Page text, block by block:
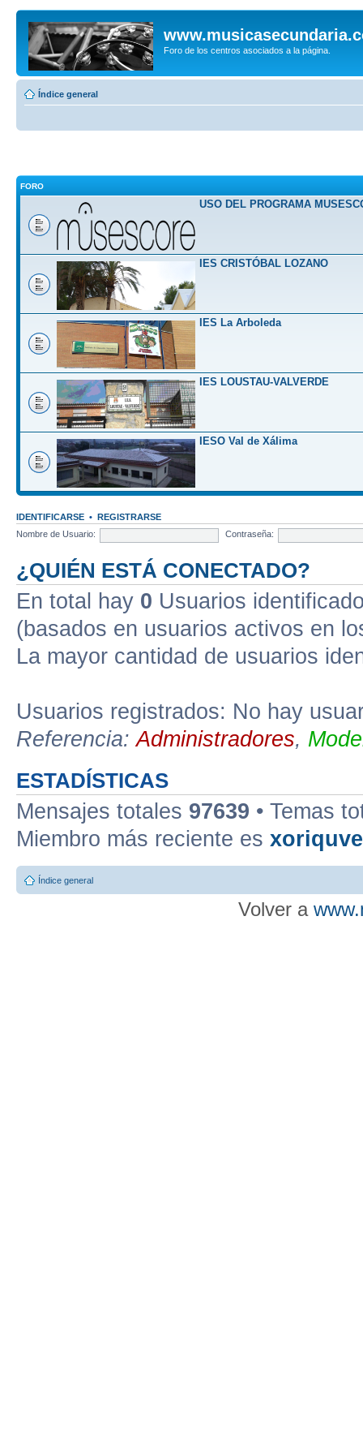
Foro de los centros asociados a la página.
Índice general
FORO
USO DEL PROGRAMA
IES CRISTÓBAL LOZANO
IES La Arboleda
IES LOUSTAU-VALVERDE
IESO Val de Xálima
IDENTIFICARSE • REGISTRARSE
Nombre de Usuario:
Contraseña:
¿QUIÉN ESTÁ CONECTADO?
En total hay 0 Usuarios
(basados en usuarios activos en
La mayor cantidad de usuarios
Usuarios registrados: No hay
Referencia:Administradores,
ESTADÍSTICAS
Mensajes totales 97639 • Temas
Miembro más reciente es
Índice general
Volver a